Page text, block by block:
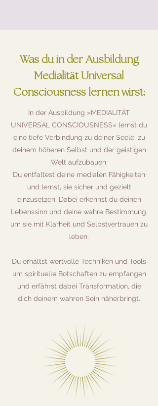
Was du in der Ausbildung
Medialität Universal
Consciousness lernen wirst:
In der Ausbildung »MEDIALITÄT
UNIVERSAL CONSCIOUSNESS« lernst du
eine tiefe Verbindung zu deiner Seele, zu
deinem höheren Selbst und der geistigen
Welt aufzubauen.
Du entfaltest deine medialen Fähigkeiten
und lernst, sie sicher und gezielt
einzusetzen. Dabei erkennst du deinen
Lebenssinn und deine wahre Bestimmung,
um sie mit Klarheit und Selbstvertrauen zu
leben.
Du erhältst wertvolle Techniken und Tools
um spirituelle Botschaften zu empfangen
und erfährst dabei Transformation, die
dich deinem wahren Sein näherbringt.